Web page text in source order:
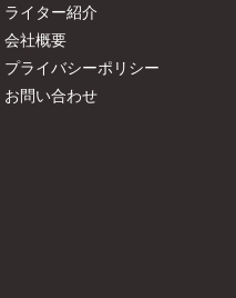
ライター紹介
会社概要
プライバシーポリシー
お問い合わせ